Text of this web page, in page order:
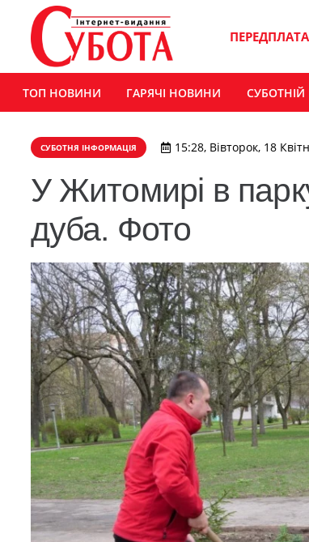
ПЕРЕДПЛАТА
ТОП НОВИНИ ГАРЯЧІ НОВИНИ
СУБОТНЯ ІНФОРМАЦІЯ 15:28, Вівторок, 18
У Житомирі в
дуба. Фото